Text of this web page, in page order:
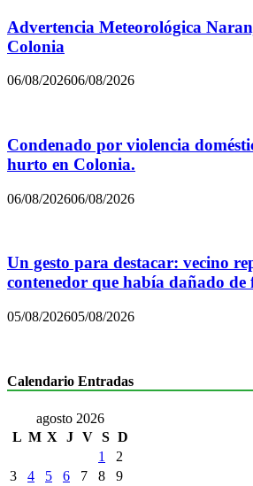
Advertencia Meteorológica
Colonia
06/08/202606/08/2026
Condenado por violencia
hurto en Colonia.
06/08/202606/08/2026
Un gesto para destacar: vecino
contenedor que había dañado de
05/08/202605/08/2026
Calendario Entradas
agosto 2026
L M X J V S D
1
2
3
4 5 6 7 8 9